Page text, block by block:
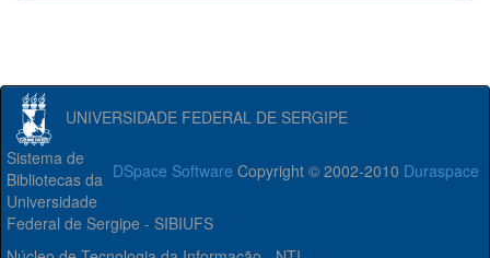
UNIVERSIDADE FEDERAL DE SERGIPE
DSpace Software Copyright © 2002-2010 Duraspace
Sistema de
Bibliotecas da
Universidade
Federal de Sergipe - SIBIUFS